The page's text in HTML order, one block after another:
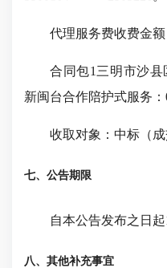
代理服务费收费金额
合同包1三明市沙县
新闽台合作陪护式服务：
收取对象：中标（
七、公告期限
自本公告发布之日起
八、其他补充事宜